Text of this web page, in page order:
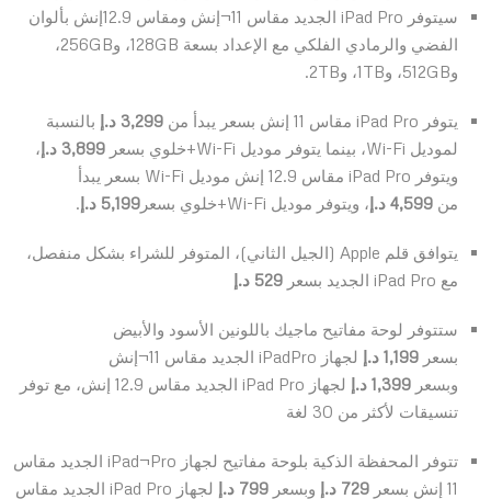
سيتوفر iPad Pro الجديد مقاس 11¬إنش ومقاس 12.9إنش بألوان
الفضي والرمادي الفلكي مع الإعداد بسعة 128GB، و256GB،
و512GB، و1TB، و2TB‏.
يتوفر iPad Pro مقاس 11 إنش بسعر يبدأ من 3,299 د.إ
بالنسبة
لموديل Wi-Fi، بينما يتوفر موديل Wi-Fi+خلوي بسعر
3,899 د.إ
،
ويتوفر iPad Pro مقاس 12.9 إنش موديل Wi-Fi بسعر يبدأ
من 4,599 د.إ ، ويتوفر موديل Wi-Fi+خلوي بسعر 5,199 د.إ
يتوافق قلم Apple (الجيل الثاني)، المتوفر للشراء بشكل منفصل،
مع iPad Pro الجديد بسعر
529 د.إ
ستتوفر لوحة مفاتيح ماجيك باللونين الأسود والأبيض
بسعر 1,199 د.إ
لجهاز iPadPro الجديد مقاس 11¬إنش
وبسعر 1,399 د.إ
لجهاز iPad Pro الجديد مقاس 12.9 إنش، مع توفر
تنسيقات لأكثر من 30 لغة
تتوفر المحفظة الذكية بلوحة مفاتيح لجهاز iPad¬Pro الجديد مقاس
11 إنش بسعر
729 د.إ وبسعر 799 د.إ
لجهاز iPad Pro الجديد مقاس